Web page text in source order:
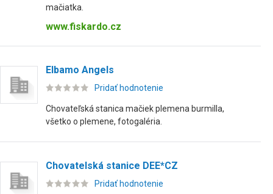
mačiatka.
www.fiskardo.cz
Elbamo Angels
Pridať hodnotenie
Chovateľská stanica mačiek plemena burmilla,
všetko o plemene, fotogaléria.
Chovatelská stanice DEE*CZ
Pridať hodnotenie